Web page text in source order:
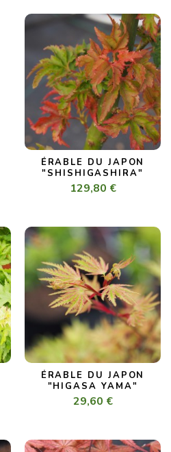
ÉRABLE DU JAPON
"SHISHIGASHIRA"
129,80 €
ÉRABLE DU JAPON
"HIGASA YAMA"
29,60 €